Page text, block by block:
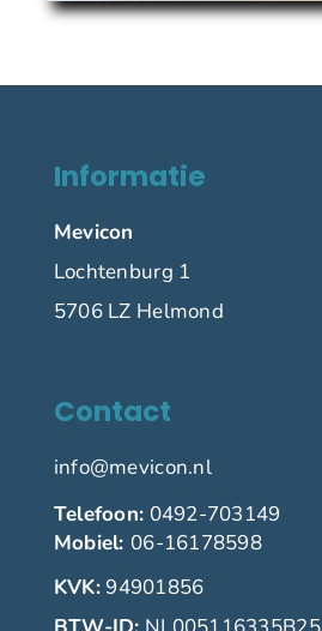
Informatie
Mevicon
Lochtenburg 1
5706 LZ Helmond
Contact
info@mevicon.nl
Telefoon: 0492-703149
Mobiel: 06-16178598
KVK:94901856